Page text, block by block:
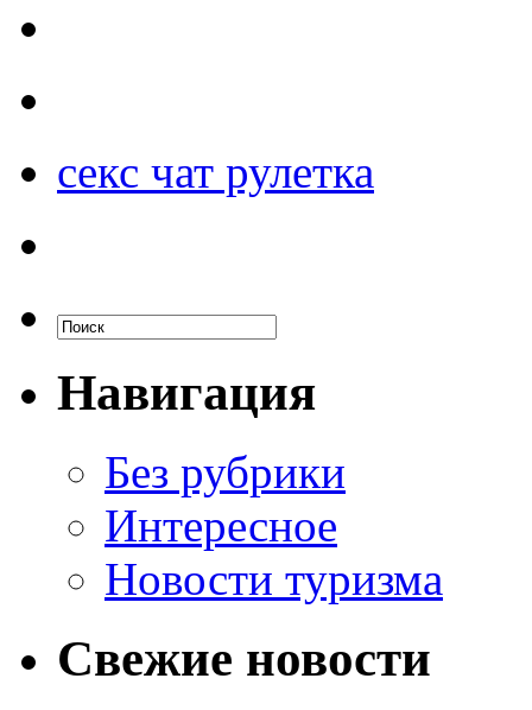
секс чат рулетка
Навигация
Без рубрики
Интересное
Новости туризма
Свежие новости